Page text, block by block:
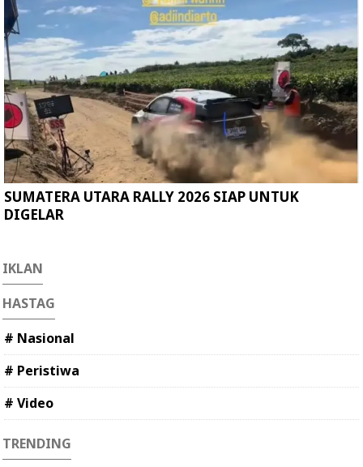
SUMATERA UTARA RALLY 2026 SIAP UNTUK
DIGELAR
IKLAN
HASTAG
# Nasional
# Peristiwa
# Video
TRENDING